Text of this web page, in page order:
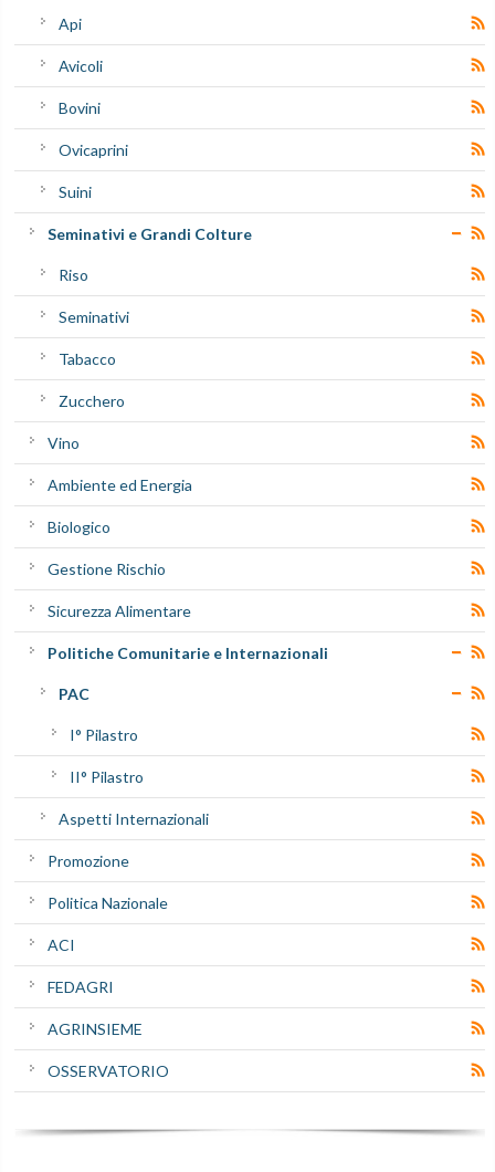
Api
Avicoli
Bovini
Ovicaprini
Suini
Seminativi e Grandi Colture
Riso
Seminativi
Tabacco
Zucchero
Vino
Ambiente ed Energia
Biologico
Gestione Rischio
Sicurezza Alimentare
Politiche Comunitarie e Internazionali
PAC
I° Pilastro
II° Pilastro
Aspetti Internazionali
Promozione
Politica Nazionale
ACI
FEDAGRI
AGRINSIEME
OSSERVATORIO